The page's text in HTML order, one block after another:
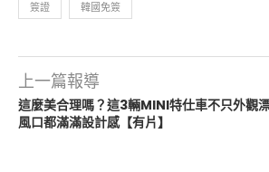
簽證 韓國免簽
上一篇報導
這麼美合理嗎？這3輛MINI特仕車不只外觀
風口都滿滿設計感【有片】